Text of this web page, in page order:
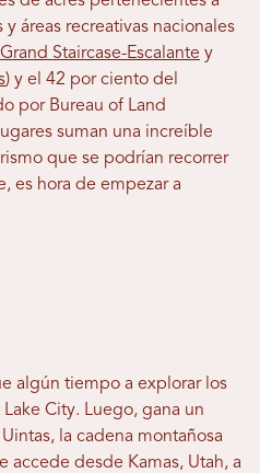
áreas recreativas nacionales
Grand Staircase-Escalante y
) y el 42 por ciento del
por Bureau of Land
suman una increíble
que se podrían recorrer
es hora de empezar a
algún tiempo a explorar los
City. Luego, gana un
la cadena montañosa
accede desde Kamas, Utah, a